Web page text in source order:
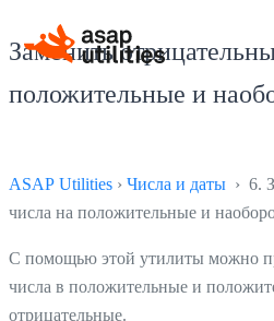
Заменить
положительные и
ASAP Utilities › Числа и даты › 6.
числа на положительные и
С помощью этой утилиты можно
числа в положительные и
отрицательные.